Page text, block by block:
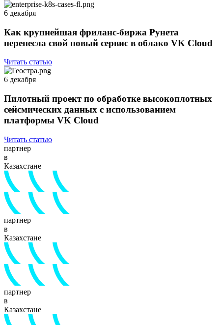
6 декабря
Как крупнейшая фриланс-биржа Рунета
перенесла свой новый сервис в облако VK Cloud
Читать статью
6 декабря
Пилотный проект по обработке высокоплотных
сейсмических данных с использованием
платформы VK Cloud
Читать статью
партнер
в
Казахстане
партнер
в
Казахстане
партнер
в
Казахстане